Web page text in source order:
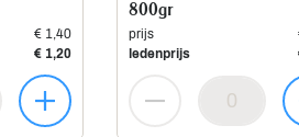
€ 1,40
€ 1,20
800gr
prijs
ledenprijs